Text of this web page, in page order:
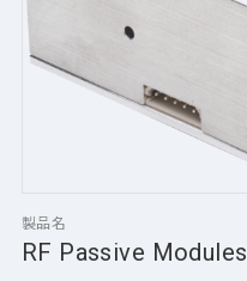
製品名
RF Passive Modules